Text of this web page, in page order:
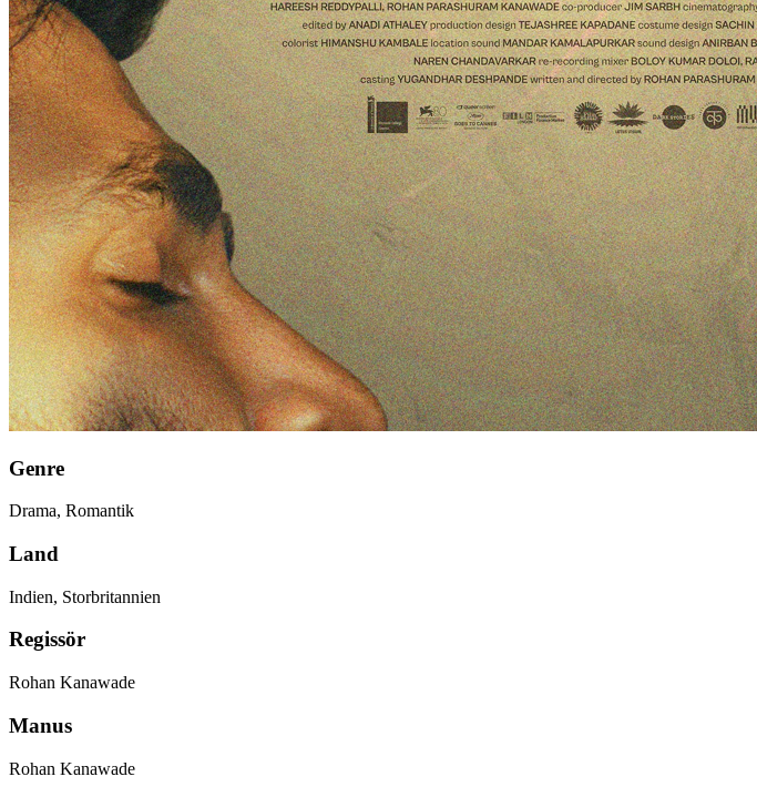
Genre
Drama, Romantik
Land
Indien, Storbritannien
Regissör
Rohan Kanawade
Manus
Rohan Kanawade